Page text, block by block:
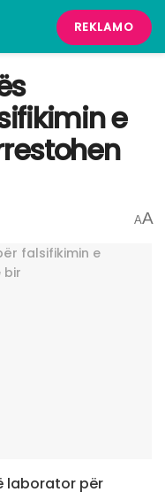
REKLAMO
e
AA
laborator për